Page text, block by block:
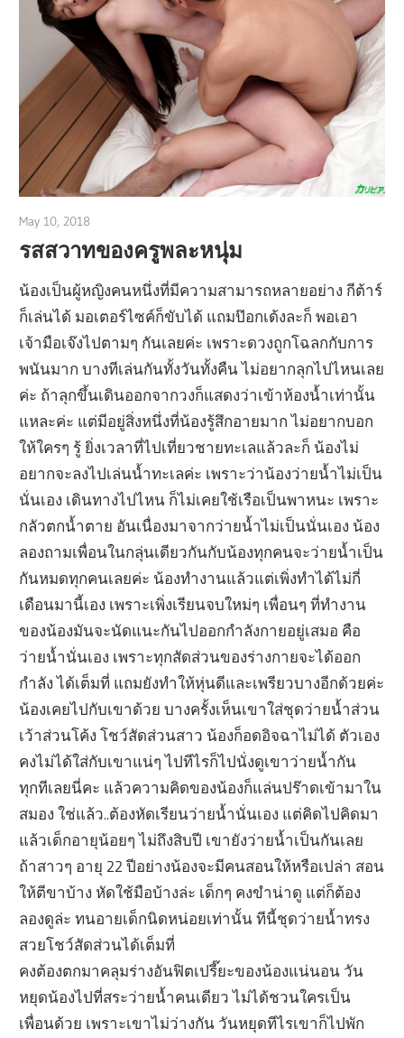
May 10, 2018
รสสวาทของครูพละหนุ่ม
น้องเป็นผู้หญิงคนหนึ่งที่มีความสามารถหลายอย่าง กีต้าร์
ก็เล่นได้ มอเตอร์ไซค์ก็ขับได้ แถมป๊อกเด้งละก็ พอเอา
เจ้ามือเจ๊งไปตามๆ กันเลยค่ะ เพราะดวงถูกโฉลกกับการ
พนันมาก บางทีเล่นกันทั้งวันทั้งคืน ไม่อยากลุกไปไหนเลย
ค่ะ ถ้าลุกขึ้นเดินออกจากวงก็แสดงว่าเข้าห้องน้ำเท่านั้น
แหละค่ะ แต่มีอยู่สิ่งหนึ่งที่น้องรู้สึกอายมาก ไม่อยากบอก
ให้ใครๆ รู้ ยิ่งเวลาที่ไปเที่ยวชายทะเลแล้วละก็ น้องไม่
อยากจะลงไปเล่นน้ำทะเลค่ะ เพราะว่าน้องว่ายน้ำไม่เป็น
นั่นเอง เดินทางไปไหน ก็ไม่เคยใช้เรือเป็นพาหนะ เพราะ
กลัวตกน้ำตาย อันเนื่องมาจากว่ายน้ำไม่เป็นนั่นเอง น้อง
ลองถามเพื่อนในกลุ่นเดียวกันกับน้องทุกคนจะว่ายน้ำเป็น
กันหมดทุกคนเลยค่ะ น้องทำงานแล้วแต่เพิ่งทำได้ไม่กี่
เดือนมานี้เอง เพราะเพิ่งเรียนจบใหม่ๆ เพื่อนๆ ที่ทำงาน
ของน้องมันจะนัดแนะกันไปออกกำลังกายอยู่เสมอ คือ
ว่ายน้ำนั่นเอง เพราะทุกสัดส่วนของร่างกายจะได้ออก
กำลัง ได้เต็มที่ แถมยังทำให้หุ่นดีและเพรียวบางอีกด้วยค่ะ
น้องเคยไปกับเขาด้วย บางครั้งเห็นเขาใส่ชุดว่ายน้ำส่วน
เว้าส่วนโค้ง โชว์สัดส่วนสาว น้องก็อดอิจฉาไม่ได้ ตัวเอง
คงไม่ได้ใส่กับเขาแน่ๆ ไปทีไรก็ไปนั่งดูเขาว่ายน้ำกัน
ทุกทีเลยนี่คะ แล้วความคิดของน้องก็แล่นปร๊าดเข้ามาใน
สมอง ใช่แล้ว..ต้องหัดเรียนว่ายน้ำนั่นเอง แต่คิดไปคิดมา
แล้วเด็กอายุน้อยๆ ไม่ถึงสิบปี เขายังว่ายน้ำเป็นกันเลย
ถ้าสาวๆ อายุ 22 ปีอย่างน้องจะมีคนสอนให้หรือเปล่า สอน
ให้ตีขาบ้าง หัดใช้มือบ้างล่ะ เด็กๆ คงขำน่าดู แต่ก็ต้อง
ลองดูล่ะ ทนอายเด็กนิดหน่อยเท่านั้น ทีนี้ชุดว่ายน้ำทรง
สวยโชว์สัดส่วนได้เต็มที่
คงต้องตกมาคลุมร่างอันฟิตเปรี๊ยะของน้องแน่นอน วัน
หยุดน้องไปที่สระว่ายน้ำคนเดียว ไม่ได้ชวนใครเป็น
เพื่อนด้วย เพราะเขาไม่ว่างกัน วันหยุดทีไรเขาก็ไปพัก